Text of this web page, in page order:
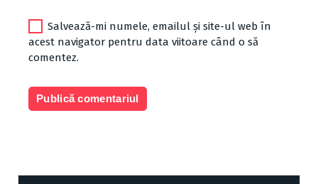
Salvează-mi numele, emailul și site-ul web în
acest navigator pentru data viitoare când o să
comentez.